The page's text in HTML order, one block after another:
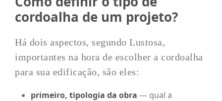
cordoalha de um projeto?
Há dois aspectos, segundo Lustosa,
importantes na hora de escolher a cordoalha
para sua edificação, são eles:
primeiro, tipologia da obra— qual a